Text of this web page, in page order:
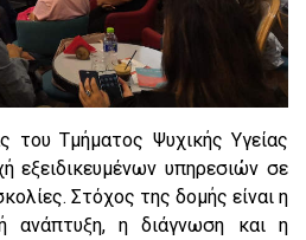
του Τμήματος Ψυχικής Υγείας
εξειδικευμένων υπηρεσιών σε
Στόχος της δομής είναι η
ανάπτυξη, η διάγνωση και η